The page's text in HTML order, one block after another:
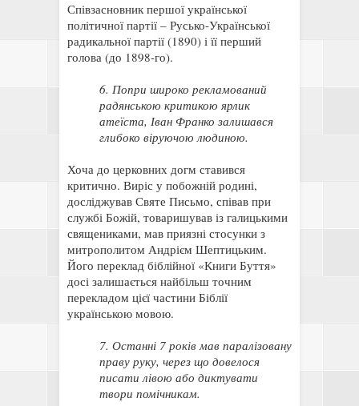
Співзасновник першої української
політичної партії – Русько-Української
радикальної партії (1890) і її перший
голова (до 1898-го).
6. Попри широко рекламований
радянською критикою ярлик
атеїста, Іван Франко залишався
глибоко віруючою людиною.
Хоча до церковних догм ставився
критично. Виріс у побожній родині,
досліджував Святе Письмо, співав при
службі Божій, товаришував із галицькими
священиками, мав приязні стосунки з
митрополитом Андрієм Шептицьким.
Його переклад біблійної «Книги Буття»
досі залишається найбільш точним
перекладом цієї частини Біблії
українською мовою.
7. Останні 7 років мав паралізовану
праву руку, через що довелося
писати лівою або диктувати
твори помічникам.